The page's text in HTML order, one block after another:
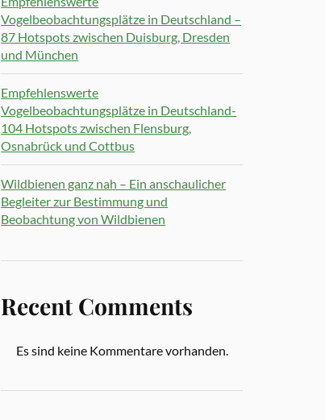
Vogelbeobachtungsplätze in Deutschland –
87 Hotspots zwischen Duisburg, Dresden
und München
Empfehlenswerte
Vogelbeobachtungsplätze in Deutschland-
104 Hotspots zwischen Flensburg,
Osnabrück und Cottbus
Wildbienen ganz nah – Ein anschaulicher
Begleiter zur Bestimmung und
Beobachtung von Wildbienen
Recent Comments
Es sind keine Kommentare vorhanden.